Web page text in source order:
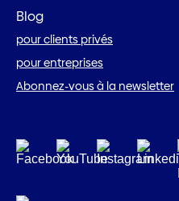
Blog
pour clients privés
pour entreprises
Abonnez-vous à la newsletter